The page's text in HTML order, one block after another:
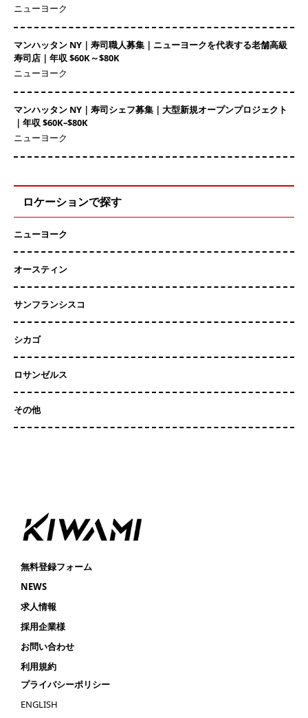
ニューヨーク
マンハッタン NY｜寿司職人募集｜ニューヨークを代表する老舗高級
寿司店｜年収 $60K～$80K
ニューヨーク
マンハッタン NY｜寿司シェフ募集｜大型新規オープンプロジェクト
｜年収 $60K–$80K
ニューヨーク
ロケーションで探す
ニューヨーク
オースティン
サンフランシスコ
シカゴ
ロサンゼルス
その他
無料登録フォーム
NEWS
求人情報
採用企業様
お問い合わせ
利用規約
プライバシーポリシー
ENGLISH